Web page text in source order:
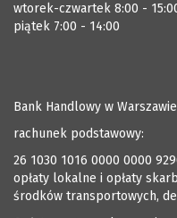
wtorek-czwartek 8:00 -
piątek 7:00 - 14:00
Bank Handlowy w Warszawie
rachunek podstawowy:
26 1030 1016 0000 0000
opłaty lokalne i opłaty
środków transportowych,